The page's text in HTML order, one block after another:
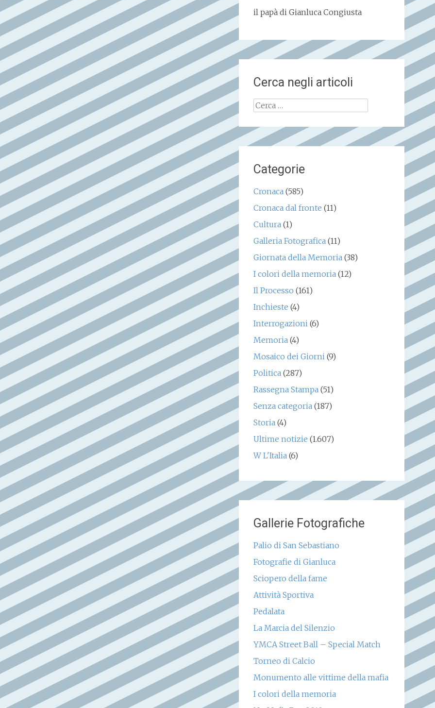
il papà di Gianluca Congiusta
Cerca negli articoli
Ricerca
Categorie
Cronaca(585)
Cronaca dal fronte (11)
Cultura(1)
Galleria Fotografica(11)
Giornata della Memoria(38)
I colori della memoria(12)
Il Processo (161)
Inchieste (4)
Interrogazioni(6)
Memoria(4)
Mosaico dei Giorni(9)
Politica(287)
Rassegna Stampa(51)
Senza categoria(187)
Storia(4)
Ultime notizie (1.607)
W L'Italia(6)
Gallerie Fotografiche
Palio di San Sebastiano
Fotografie di Gianluca
Sciopero della fame
Attività Sportiva
Pedalata
La Marcia del Silenzio
YMCA Street Ball – Special Match
Torneo di Calcio
Monumento alle vittime della mafia
I colori della memoria